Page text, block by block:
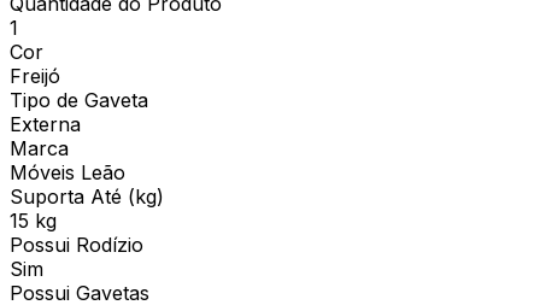
1
Cor
Freijó
Tipo de Gaveta
Externa
Marca
Móveis Leão
Suporta Até (kg)
15 kg
Possui Rodízio
Sim
Possui Gavetas